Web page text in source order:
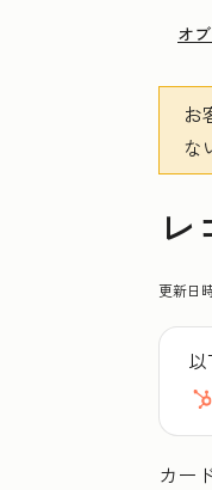
オ
お
な
更新日
カー